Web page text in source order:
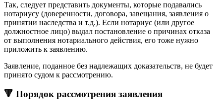
Так, следует представить документы, которые подавались
нотариусу (доверенности, договора, завещания, заявления о
принятии наследства и т.д.). Если нотариус (или другое
должностное лицо) выдал постановление о причинах отказа
от выполнения нотариального действия, его тоже нужно
приложить к заявлению.
Заявление, поданное без надлежащих доказательств, не будет
принято судом к рассмотрению.
🔻 Порядок рассмотрения заявления